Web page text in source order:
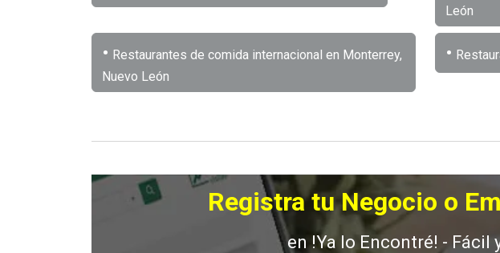
León
• Restaurantes de comida internacional en Monterrey,
Nuevo León
•
Registra tu Negocio o
en !Ya lo Encontré! - Fácil